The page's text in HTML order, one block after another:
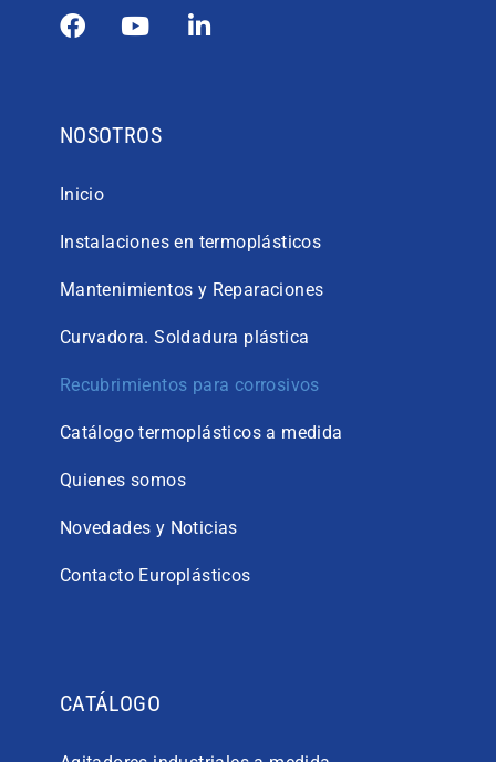
NOSOTROS
Inicio
Instalaciones en termoplásticos
Mantenimientos y Reparaciones
Curvadora. Soldadura plástica
Recubrimientos para corrosivos
Catálogo termoplásticos a medida
Quienes somos
Novedades y Noticias
Contacto Europlásticos
CATÁLOGO